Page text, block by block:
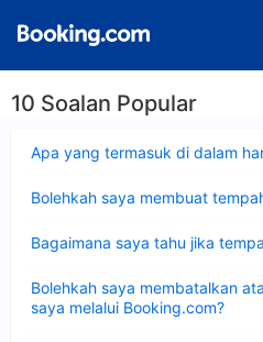
10 Soalan Popular
Apa yang termasuk di dalam
Bolehkah saya membuat
Bagaimana saya tahu jika
Bolehkah saya membatalkan
saya melalui Booking.com?